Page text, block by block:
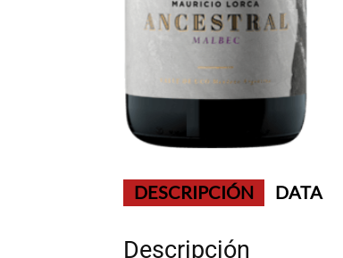
DESCRIPCIÓN DATA
Descripción